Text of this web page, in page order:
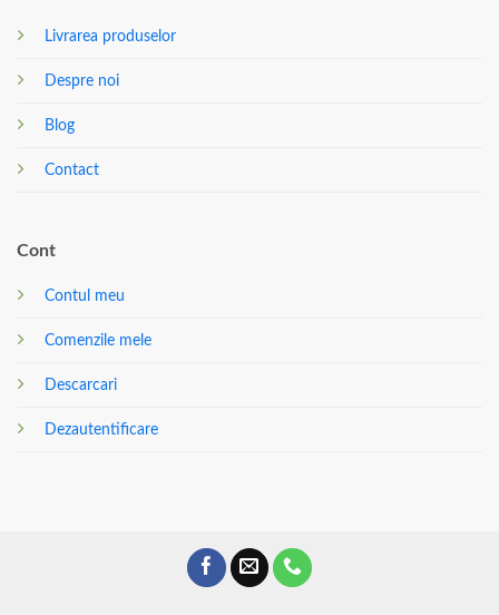
Livrarea produselor
Despre noi
Blog
Contact
Cont
Contul meu
Comenzile mele
Descarcari
Dezautentificare